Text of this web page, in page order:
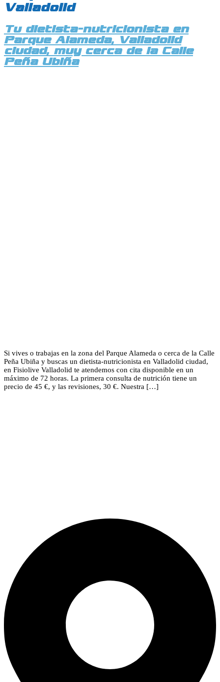
Valladolid
Tu dietista-nutricionista en
Parque Alameda, Valladolid
ciudad, muy cerca de la Calle
Peña Ubiña
Si vives o trabajas en la zona del Parque Alameda o cerca de la Calle
Peña Ubiña y buscas un dietista-nutricionista en Valladolid ciudad,
en Fisiolive Valladolid te atendemos con cita disponible en un
máximo de 72 horas. La primera consulta de nutrición tiene un
precio de 45 €, y las revisiones, 30 €. Nuestra […]